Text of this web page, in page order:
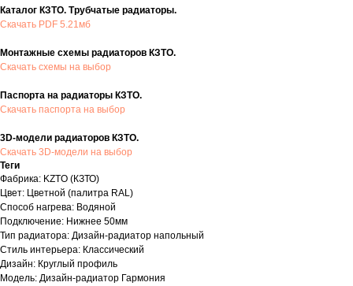
Каталог КЗТО. Трубчатые радиаторы.
Скачать PDF 5.21мб
Монтажные схемы радиаторов КЗТО.
Скачать схемы на выбор
Паспорта на радиаторы КЗТО.
Скачать паспорта на выбор
3D-модели радиаторов КЗТО.
Скачать 3D-модели на выбор
Теги
Фабрика: KZTO (КЗТО)
Цвет: Цветной (палитра RAL)
Способ нагрева: Водяной
Подключение: Нижнее 50мм
Тип радиатора: Дизайн-радиатор напольный
Стиль интерьера: Классический
Дизайн: Круглый профиль
Модель: Дизайн-радиатор Гармония